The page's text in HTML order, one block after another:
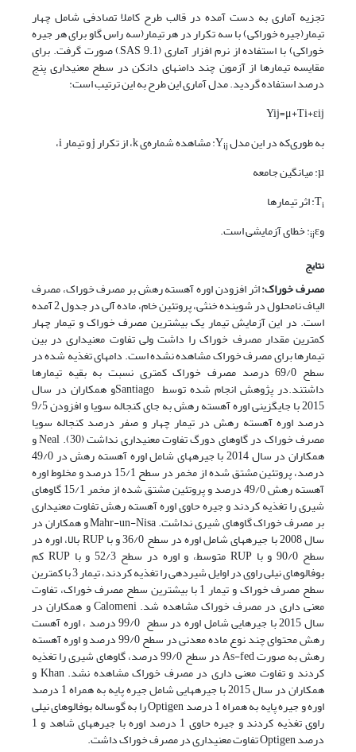
تجزیه آماری به دست آمده در قالب طرح کاملا تصادفی شامل چهار
تیمار(جیره خوراکی) با سه تکرار در هر تیمار(سه راس گاو برای هر جیره
خوراکی) با استفاده از نرم افزار آماری (SAS 9.1,) صورت گرفت. برای
مقایسه تیمارها از آزمون چند دامنه­ای دانکن در سطح معنی­داری پنج
درصد استفاده گردید. مدل آماری این طرح به این ترتیب است:
Yij=μ+Ti+εij
به ‌طوری‌که در این مدل Yij : مشاهده شماره‌ی k، از تکرار j و تیمار i،
µ: میانگین جامعه
Ti : اثر تیمارها
و ijε: خطای آزمایشی است.
نتایج
مصرف خوراک:اثر افزودن اوره آهسته رهش بر مصرف خوراک، مصرف
الیاف نامحلول در شوینده خنثی، پروتئین خام، ماده آلی در جدول 2 آمده
است. در این آزمایش تیمار یک بیشترین مصرف خوراک و تیمار چهار
کمترین مقدار مصرف خوراک را داشت ولی تفاوت معنی­داری در بین
تیمارها برای مصرف خوراک مشاهده نشده است. دام­های تغذیه شده در
سطح 69/0 درصد مصرف خوراک کمتری نسبت به بقیه تیمارها
داشتند.در پژوهش انجام شده توسط Santiagoو همکاران در سال
2015 با جایگزینی اوره آهسته رهش به جای کنجاله سویا و افزودن 9/5
درصد اوره آهسته رهش در تیمار چهار و صفر درصد کنجاله سویا
مصرف خوراک در گاوهای دورگ تفاوت معنی­داری نداشت (30). Neal و
همکاران در سال 2014 با جیره­های شامل اوره آهسته رهش در 49/0
درصد، پروتئین مشتق شده از مخمر در سطح 15/1 درصد و مخلوط اوره
آهسته رهش 49/0 درصد و پروتئین مشتق شده از مخمر 15/1 گاوهای
شیری را تغذیه کردند و جیره حاوی اوره آهسته رهش تفاوت معنی­داری
بر مصرف خوراک گاوهای شیری نداشت. Mahr-un-Nisa و همکاران در
سال 2008 با جیره­های شامل اوره در سطح 36/0 و با RUP بالا، اوره در
سطح 90/0 و با RUP متوسط، و اوره در سطح 52/3 و با RUP کم
بوفالوهای نیلی راوی در اوایل شیردهی را تغذیه کردند، تیمار 3 با کمترین
سطح مصرف خوراک و تیمار 1 با بیشترین سطح مصرف خوراک، تفاوت
معنی داری در مصرف خوراک مشاهده شد. Calomeni و همکاران در
سال 2015 با جیرهایی شامل اوره در سطح 99/0 درصد ، اوره آهست
رهش محتوای چند نوع ماده معدنی در سطح 99/0 درصد و اوره آهسته
رهش به صورت As-fed در سطح 99/0 درصد، گاوهای شیری را تغذیه
کردند و تفاوت معنی داری در مصرف خوراک مشاهده نشد. Khan و
همکاران در سال 2015 با جیره­هایی شامل جیره پایه به همراه 1 درصد
اوره و جیره پایه به همراه 1 درصد Optigen را به گوساله­ بوفالوهای نیلی
راوی تغذیه کردند و جیره حاوی 1 درصد اوره با جیره­های شاهد و 1
درصد Optigen تفاوت معنی­داری در مصرف خوراک داشت.